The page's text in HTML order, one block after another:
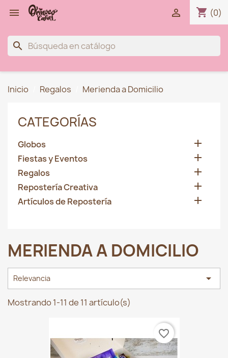
 shopping_cart (0)

search
Inicio Regalos Merienda a Domicilio
CATEGORÍAS
Globos 
Fiestas y Eventos 
Regalos 
Repostería Creativa 
Artículos de Repostería 
MERIENDA A DOMICILIO
Relevancia 
Mostrando 1-11 de 11 artículo(s)
favorite_border